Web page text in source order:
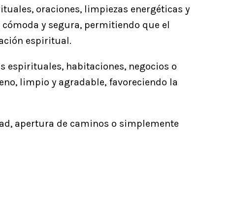
oraciones, limpiezas energéticas y
y segura, permitiendo que el
espiritual.
espirituales, habitaciones, negocios o
limpio y agradable, favoreciendo la
apertura de caminos o simplemente